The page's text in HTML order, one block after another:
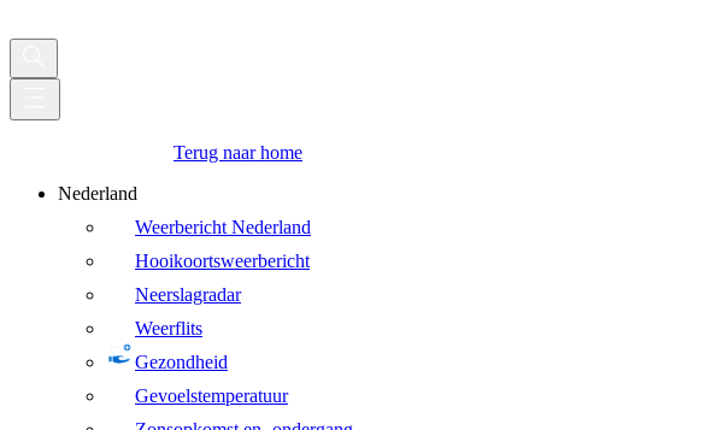
Terug naar home
Nederland
Weerbericht Nederland
Hooikoortsweerbericht
Neerslagradar
Weerflits
Gezondheid
Gevoelstemperatuur